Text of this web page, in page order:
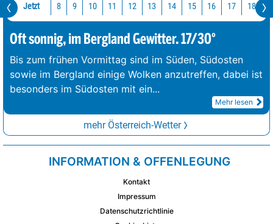
Jetzt 8 9 10 11 12 13 14 15 16 17 18
Oft sonnig, im Bergland Gewitter. 17/30°
Bis zum frühen Vormittag sind im Süden, Südosten
sowie im Bergland einige Wolken anzutreffen, dabei ist
besonders im Südosten mit ein...
Mehr lesen
mehr Österreich-Wetter
INFORMATION & OFFENLEGUNG
Kontakt
Impressum
Datenschutzrichtlinie